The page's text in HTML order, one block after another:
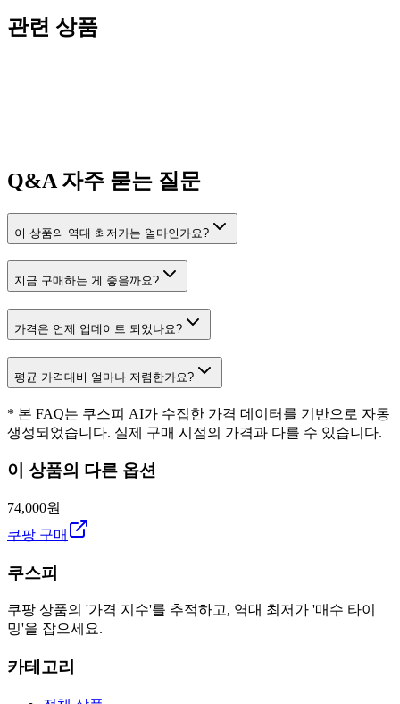
관련 상품
Q&A 자주 묻는 질문
이 상품의 역대 최저가는 얼마인가요?
지금 구매하는 게 좋을까요?
가격은 언제 업데이트 되었나요?
평균 가격대비 얼마나 저렴한가요?
* 본 FAQ는 쿠스피 AI가 수집한 가격 데이터를 기반으로 자동
생성되었습니다. 실제 구매 시점의 가격과 다를 수 있습니다.
이 상품의 다른 옵션
74,000원
쿠팡 구매
쿠스피
쿠팡 상품의 '가격 지수'를 추적하고, 역대 최저가 '매수 타이
밍'을 잡으세요.
카테고리